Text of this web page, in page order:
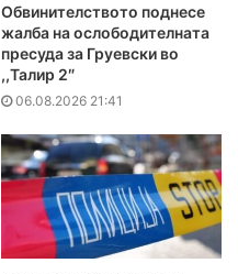
Обвинителството поднесе
жалба на ослободителната
пресуда за Груевски во
,,Талир 2″
06.08.2026 21:41